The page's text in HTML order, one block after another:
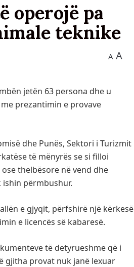
operojë pa
teknike
A A
jetën 63 persona dhe u
prezantimin e provave
dhe Punës, Sektori i Turizmit
të mënyrës se si filloi
thelbësore në vend dhe
përmbushur.
e gjyqit, përfshirë një kërkesë
e licencës së kabaresë.
të detyrueshme që i
gjitha provat nuk janë lexuar